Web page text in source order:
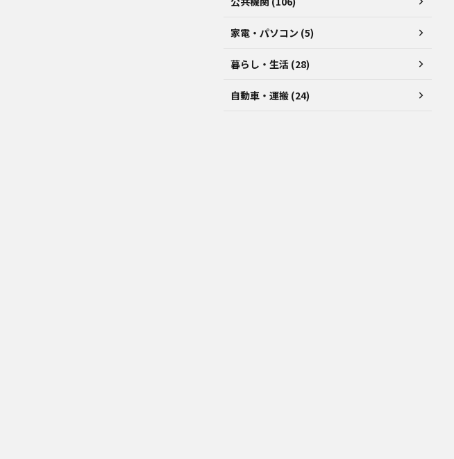
家電・パソコン (5)
暮らし・生活 (28)
自動車・運搬 (24)